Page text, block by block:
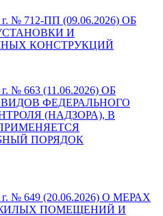
г. № 712-ПП (09.06.2026) ОБ
И
КОНСТРУКЦИЙ
г. № 663 (11.06.2026) ОБ
ФЕДЕРАЛЬНОГО
(НАДЗОРА), В
ПОРЯДОК
г. № 649 (20.06.2026) О МЕРАХ
ПОМЕЩЕНИЙ И